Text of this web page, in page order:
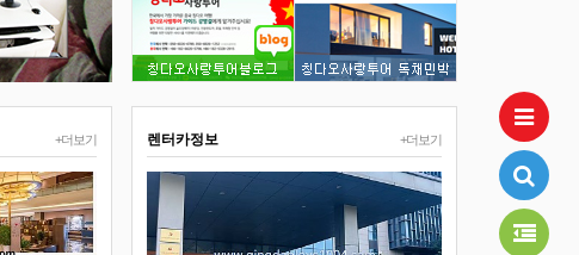
+더보기 +더보기
렌터카정보